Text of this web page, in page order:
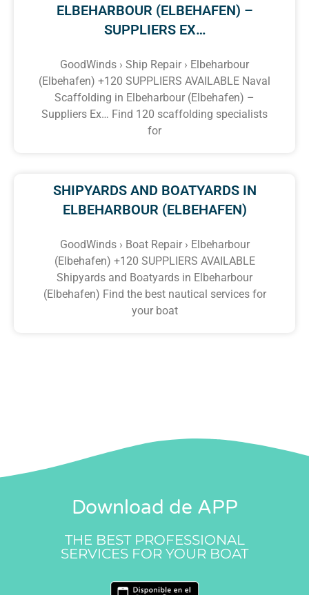
ELBEHARBOUR (ELBEHAFEN) –
SUPPLIERS EX…
GoodWinds › Ship Repair › Elbeharbour
(Elbehafen) +120 SUPPLIERS AVAILABLE Naval
Scaffolding in Elbeharbour (Elbehafen) –
Suppliers Ex… Find 120 scaffolding specialists
for
SHIPYARDS AND BOATYARDS IN
ELBEHARBOUR (ELBEHAFEN)
GoodWinds › Boat Repair › Elbeharbour
(Elbehafen) +120 SUPPLIERS AVAILABLE
Shipyards and Boatyards in Elbeharbour
(Elbehafen) Find the best nautical services for
your boat
Download de APP
THE BEST PROFESSIONAL
SERVICES FOR YOUR BOAT